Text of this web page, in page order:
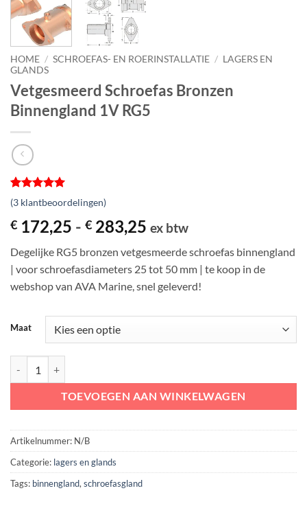
HOME / SCHROEFAS- EN ROERINSTALLATIE / LAGERS EN
GLANDS
Vetgesmeerd Schroefas Bronzen
Binnengland 1V RG5
Gewaardeerd
5op 5
gebaseerd
op
3
(3 klantbeoordelingen)
€ 172,25 - € 283,25 Prijsklasse:
tot
€ 283,25
ex btw
Degelijke RG5 bronzen vetgesmeerde schroefas binnengland
| voor schroefasdiameters 25 tot 50 mm | te koop in de
webshop van AVA Marine, snel geleverd!
Maat
TOEVOEGEN AAN WINKELWAGEN
Artikelnummer: N/B
Categorie: lagers en glands
Tags: binnengland, schroefasgland